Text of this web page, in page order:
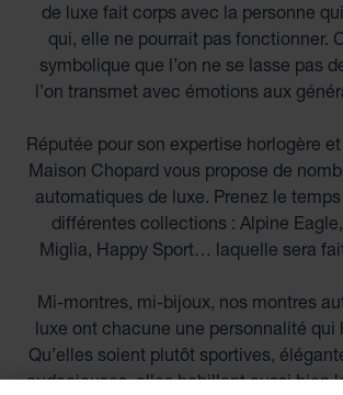
de luxe fait corps avec la personne
qui, elle ne pourrait pas fonctionner.
symbolique que l’on ne se lasse pas
l’on transmet avec émotions aux
Réputée pour son expertise horlogère
Maison Chopard vous propose de
automatiques de luxe. Prenez le temps
différentes collections : Alpine
Miglia, Happy Sport… laquelle sera
Mi-montres, mi-bijoux, nos montres
luxe ont chacune une personnalité qui
Qu’elles soient plutôt sportives,
audacieuses, elles habillent aussi bien